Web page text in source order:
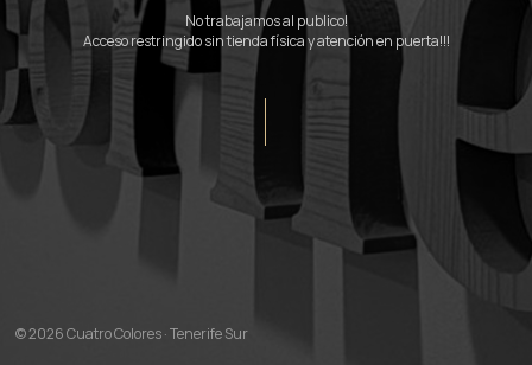
No trabajamos al publico!
Acceso restringido sin tienda física y atención en puerta!!!
© 2026 Cuatro Colores · Tenerife Sur